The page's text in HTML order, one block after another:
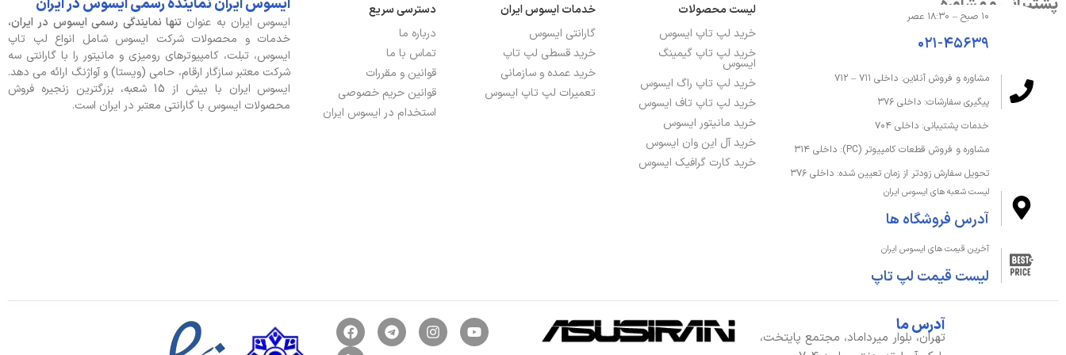
ظرفیت حافظه داخلی
نوع حافظه داخلی SSD
نوع حافظه رم DDR5
صفحه‌نمایش و تصویر
اندازه صفحه نمایش
دقت صفحه نمایش
صفحه نمایش مات
پشتیبانی و مشاوره
۱۰ صبح – ۱۸:۳۰ عصر
۰۲۱-۴۵۶۳۹
مشاوره و فروش آنلاین: داخلی ۷۱۱ – ۷۱۲
پیگیری سفارشات: داخلی ۳۷۶
خدمات پشتیبانی: داخلی ۷۰۴
مشاوره و فروش قطعات کامپیوتر (PC): داخلی ۳۱۴
تحویل سفارش زودتر از زمان تعیین شده: داخلی ۳۷۶
لیست شعبه های ایسوس ایران
آدرس فروشگاه ها
آخرین قیمت های ایسوس ایران
لیست قیمت لپ تاپ
لیست محصولات
خرید لپ تاپ ایسوس
خرید لپ تاپ گیمینگ
ایسوس
خرید لپ تاپ راگ ایسوس
خرید لپ تاپ تاف ایسوس
خرید مانیتور ایسوس
خرید آل این وان ایسوس
خرید کارت گرافیک ایسوس
خدمات ایسوس ایران
گارانتی ایسوس
خرید قسطی لپ تاپ
خرید عمده و سازمانی
تعمیرات لپ تاپ ایسوس
دسترسی سریع
درباره ما
تماس با ما
قوانین و مقررات
قوانین حریم خصوصی
استخدام در ایسوس ایران
ایسوس ایران نماینده رسمی ایسوس در ایران
ایسوس ایران به عنوان تنها نمایندگی رسمی ایسوس در ایران،
خدمات و محصولات شرکت ایسوس شامل انواع لپ تاپ
ایسوس، تبلت، کامپیوترهای رومیزی و مانیتور را با گارانتی سه
شرکت معتبر سازگار ارقام، حامی (ویستا) و آواژنگ ارائه می دهد.
ایسوس ایران با بیش از 15 شعبه، بزرگترین زنجیره فروش
محصولات ایسوس با گارانتی معتبر در ایران است.
آدرس ما
تهران، بلوار میرداماد، مجتمع پایتخت،